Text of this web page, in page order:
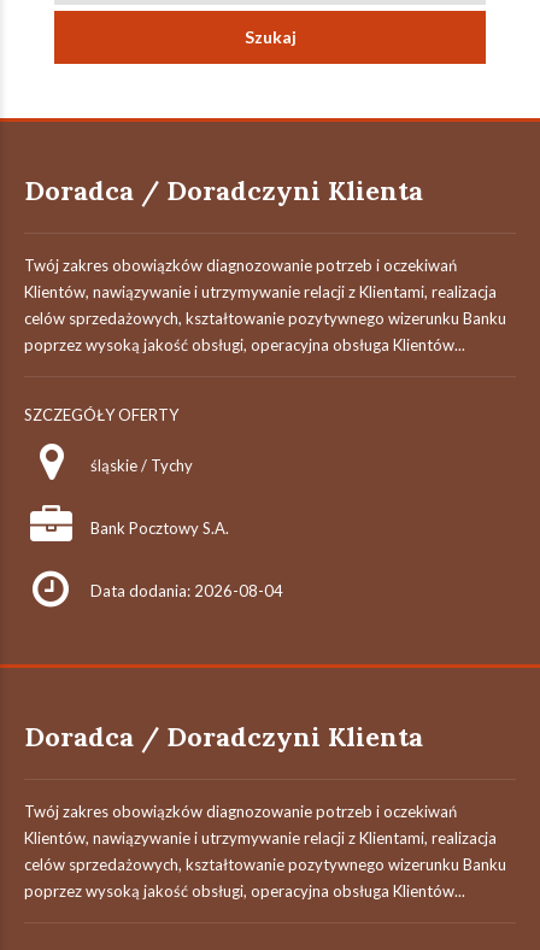
Doradca / Doradczyni Klienta
Twój zakres obowiązków diagnozowanie potrzeb i oczekiwań
Klientów, nawiązywanie i utrzymywanie relacji z Klientami, realizacja
celów sprzedażowych, kształtowanie pozytywnego wizerunku Banku
poprzez wysoką jakość obsługi, operacyjna obsługa Klientów...
SZCZEGÓŁY OFERTY
śląskie / Tychy
Bank Pocztowy S.A.
Data dodania: 2026-08-04
Doradca / Doradczyni Klienta
Twój zakres obowiązków diagnozowanie potrzeb i oczekiwań
Klientów, nawiązywanie i utrzymywanie relacji z Klientami, realizacja
celów sprzedażowych, kształtowanie pozytywnego wizerunku Banku
poprzez wysoką jakość obsługi, operacyjna obsługa Klientów...